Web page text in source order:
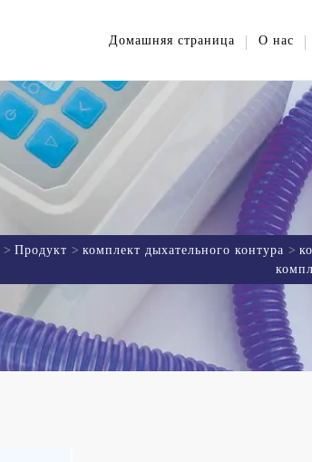
Домашняя страница О нас
Продукт комплект дыхательного контура